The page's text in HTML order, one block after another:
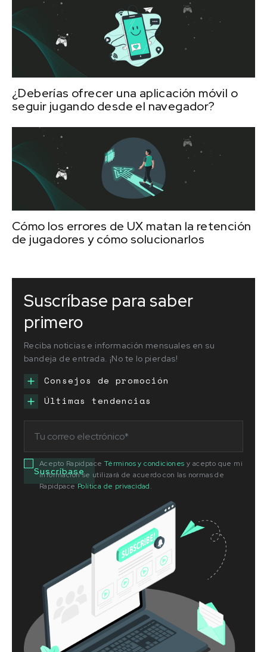
¿Deberías ofrecer una aplicación móvil o
seguir jugando desde el navegador?
Cómo los errores de UX matan la retención
de jugadores y cómo solucionarlos
Suscríbase para saber
primero
Reciba noticias e información mensuales en su
bandeja de entrada. ¡No te lo pierdas!
Consejos de promoción
Últimas tendencias
Acepto Rapidpace Términos y condiciones y acepto que mi
información se utilizará de acuerdo con las normas de
Rapidpace Política de privacidad.